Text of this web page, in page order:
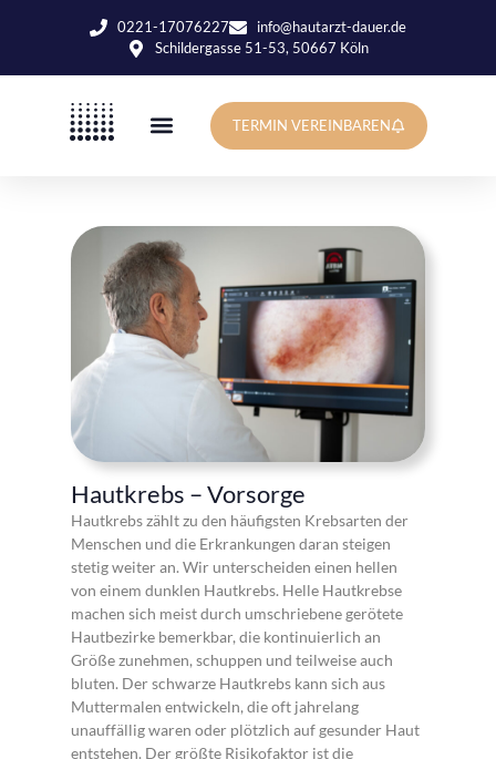
0221-17076227
info@hautarzt-dauer.de
Schildergasse 51-53, 50667 Köln
TERMIN VEREINBAREN
Hautkrebs – Vorsorge
Hautkrebs zählt zu den häufigsten Krebsarten der
Menschen und die Erkrankungen daran steigen
stetig weiter an. Wir unterscheiden einen hellen
von einem dunklen Hautkrebs. Helle Hautkrebse
machen sich meist durch umschriebene gerötete
Hautbezirke bemerkbar, die kontinuierlich an
Größe zunehmen, schuppen und teilweise auch
bluten. Der schwarze Hautkrebs kann sich aus
Muttermalen entwickeln, die oft jahrelang
unauffällig waren oder plötzlich auf gesunder Haut
entstehen. Der größte Risikofaktor ist die